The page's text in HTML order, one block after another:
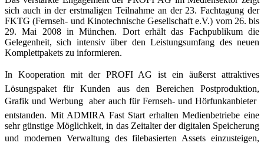
sich auch in der erstmaligen Teilnahme an der 23. Fachtagung der
FKTG (Fernseh- und Kinotechnische Gesellschaft e.V.) vom 26. bis
29. Mai 2008 in München. Dort erhält das Fachpublikum die
Gelegenheit, sich intensiv über den Leistungsumfang des neuen
Komplettpakets zu informieren.
In Kooperation mit der PROFI AG ist ein äußerst attraktives
Lösungspaket für Kunden aus den Bereichen Postproduktion,
Grafik und Werbung  aber auch für Fernseh- und Hörfunkanbieter 
entstanden. Mit ADMIRA Fast Start erhalten Medienbetriebe eine
sehr günstige Möglichkeit, in das Zeitalter der digitalen Speicherung
und modernen Verwaltung des filebasierten Assets einzusteigen,